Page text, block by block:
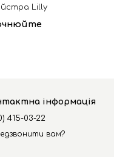
Lilly
інформація
415-03-22
вам?